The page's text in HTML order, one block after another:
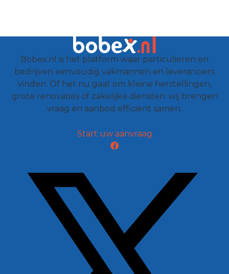
Bobex.nl is het platform waar particulieren en
bedrijven eenvoudig vakmannen en leveranciers
vinden. Of het nu gaat om kleine herstellingen,
grote renovaties of zakelijke diensten: wij brengen
vraag en aanbod efficiënt samen.
Start uw aanvraag